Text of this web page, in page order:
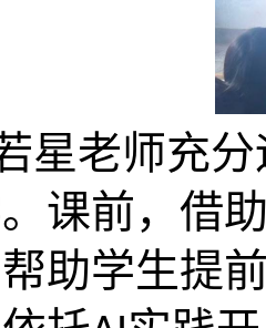
星老师充
课前，借
助学生提